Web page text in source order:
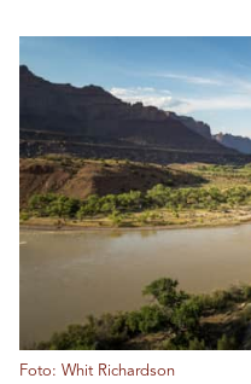
Foto: Whit Richardson